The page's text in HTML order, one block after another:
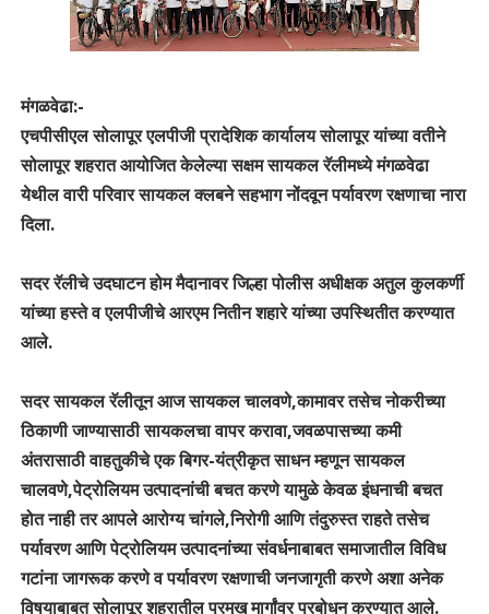
मंगळवेढा:-
एचपीसीएल सोलापूर एलपीजी प्रादेशिक कार्यालय सोलापूर यांच्या वतीने
सोलापूर शहरात आयोजित केलेल्या सक्षम सायकल रॅलीमध्ये मंगळवेढा
येथील वारी परिवार सायकल क्लबने सहभाग नोंदवून पर्यावरण रक्षणाचा नारा
दिला.
सदर रॅलीचे उदघाटन होम मैदानावर जिल्हा पोलीस अधीक्षक अतुल कुलकर्णी
यांच्या हस्ते व एलपीजीचे आरएम नितीन शहारे यांच्या उपस्थितीत करण्यात
आले.
सदर सायकल रॅलीतून आज सायकल चालवणे,कामावर तसेच नोकरीच्या
ठिकाणी जाण्यासाठी सायकलचा वापर करावा,जवळपासच्या कमी
अंतरासाठी वाहतुकीचे एक बिगर-यंत्रीकृत साधन म्हणून सायकल
चालवणे,पेट्रोलियम उत्पादनांची बचत करणे यामुळे केवळ इंधनाची बचत
होत नाही तर आपले आरोग्य चांगले,निरोगी आणि तंदुरुस्त राहते तसेच
पर्यावरण आणि पेट्रोलियम उत्पादनांच्या संवर्धनाबाबत समाजातील विविध
गटांना जागरूक करणे व पर्यावरण रक्षणाची जनजागृती करणे अशा अनेक
विषयाबाबत सोलापूर शहरातील प्रमुख मार्गांवर प्रबोधन करण्यात आले.